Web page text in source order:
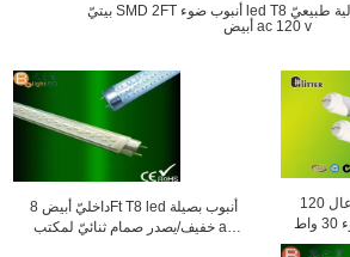
بيتيّ SMD 2FT أنبوب ضوء led T8 إستبدال عال فعالية طبيعيّ
أبيض ac 120 v
داخليّ أبيض 8Ft T8 led أنبوب بصيلة
خفيف/يصدر صمام ثنائيّ لمكتب ac
فعالية عال 120lm/w T8 led أنبوب